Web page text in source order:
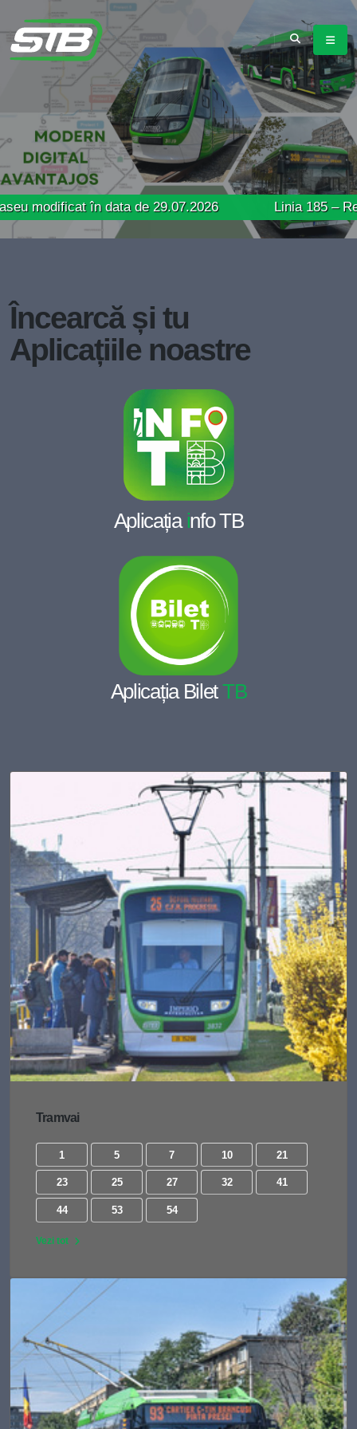
în data de 29.07.2026 Linia 185 – Revine pe
Încearcă și tu
Aplicațiile noastre
Aplicația info TB
Aplicația BiletTB
Tramvai
1 5 7 10 21
23 25 27 32 41
44 53 54
Vezi tot